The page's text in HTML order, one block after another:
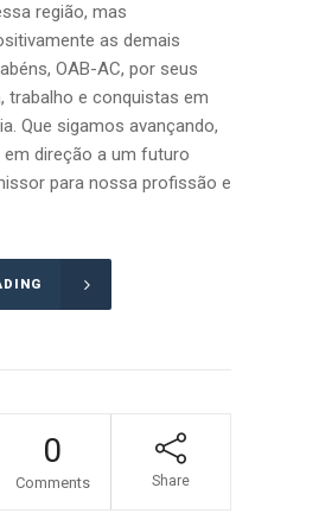
região, mas
as demais
OAB-AC, por seus
trabalho e conquistas em
Que sigamos avançando,
direção a um futuro
para nossa profissão e
0
Comments Share